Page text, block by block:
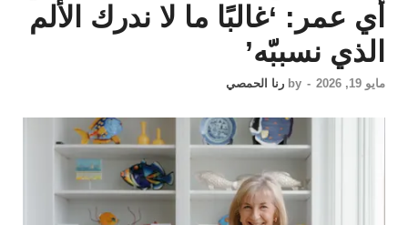
أي عمر: ‘غالبًا ما لا ندرك الألم
الذي نسببّه’
مايو 19, 2026 -
by رنا الحمصي